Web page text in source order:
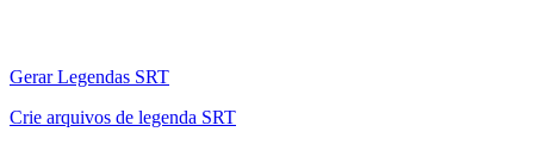
Gerar Legendas SRT
Crie arquivos de legenda SRT